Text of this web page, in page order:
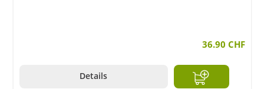
36.90 CHF
Details